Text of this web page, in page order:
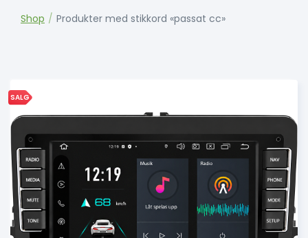
Shop / Produkter med stikkord «passat cc»
SALG